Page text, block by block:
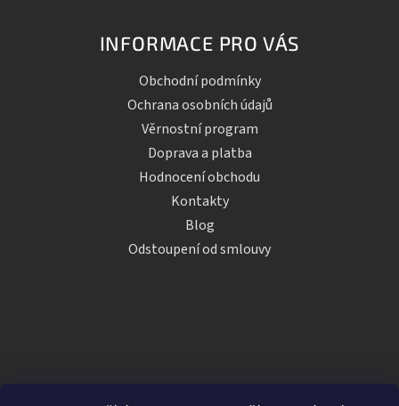
INFORMACE PRO VÁS
Obchodní podmínky
Ochrana osobních údajů
Věrnostní program
Doprava a platba
Hodnocení obchodu
Kontakty
Blog
Odstoupení od smlouvy